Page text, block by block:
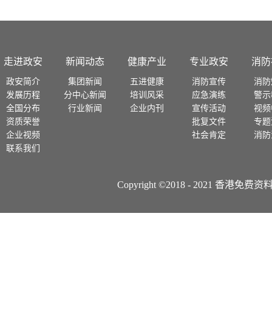
走进政安
政安简介
发展历程
全国分布
资质荣誉
企业视频
联系我们
新闻动态
集团新闻
分中心新闻
行业新闻
健康产业
五进健康
培训风采
企业内刊
专业政安
消防宣传
应急演练
宣传活动
批复文件
社会肯定
消
消
警
视
专
消
Copyright ©2018 - 2021 香港免费资